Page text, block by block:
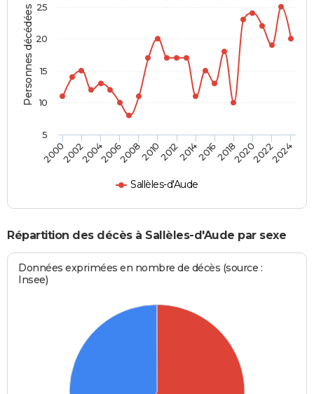
Personnes décédées
Sallèles-d'Aude
2000200220042006200820102012201420162018202020222024
5
10
15
20
25
Répartition des décès à Sallèles-d'Aude par sexe
Données exprimées en nombre de décès (source :
Insee)